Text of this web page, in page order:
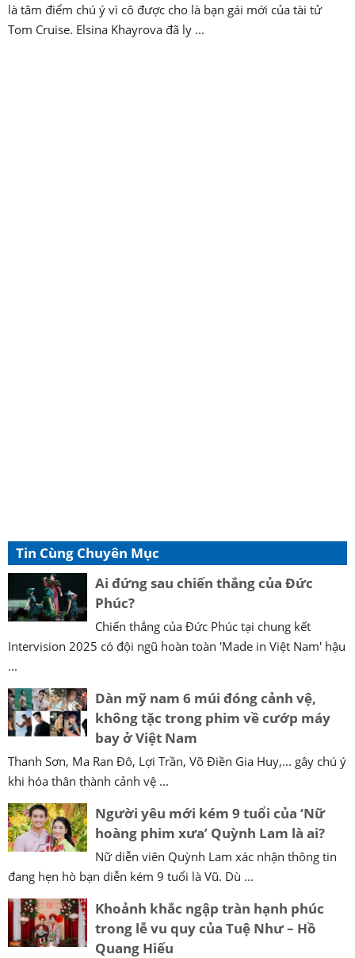
là tâm điểm chú ý vì cô được cho là bạn gái mới của tài tử
Tom Cruise. Elsina Khayrova đã ly ...
Tin Cùng Chuyên Mục
Ai đứng sau chiến thắng của Đức
Phúc?
Chiến thắng của Đức Phúc tại chung kết
Intervision 2025 có đội ngũ hoàn toàn 'Made in Việt Nam' hậu
...
Dàn mỹ nam 6 múi đóng cảnh vệ,
không tặc trong phim về cướp máy
bay ở Việt Nam
Thanh Sơn, Ma Ran Đô, Lợi Trần, Võ Điền Gia Huy,... gây chú ý
khi hóa thân thành cảnh vệ ...
Người yêu mới kém 9 tuổi của ‘Nữ
hoàng phim xưa’ Quỳnh Lam là ai?
Nữ diễn viên Quỳnh Lam xác nhận thông tin
đang hẹn hò bạn diễn kém 9 tuổi là Vũ. Dù ...
Khoảnh khắc ngập tràn hạnh phúc
trong lễ vu quy của Tuệ Như – Hồ
Quang Hiếu